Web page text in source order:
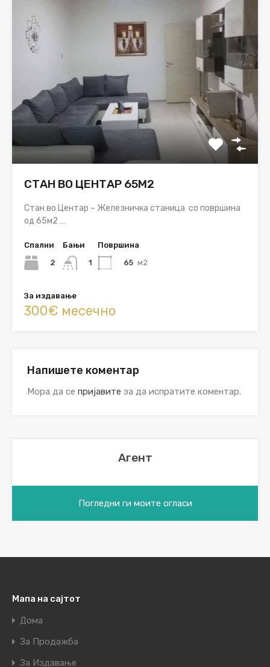
СТАН ВО ЦЕНТАР 65М2
Стан во Центар – Железничка станица со површина
од 65м2 …
Спални
2
Бањи
1
Површина
65 м2
За издавање
300€ месечно
Напишете коментар
Мора да се пријавите за да испратите коментар.
Агент
Погледни ги моите огласи
Мапа на сајтот
Дома
За Продажба
За Издавање